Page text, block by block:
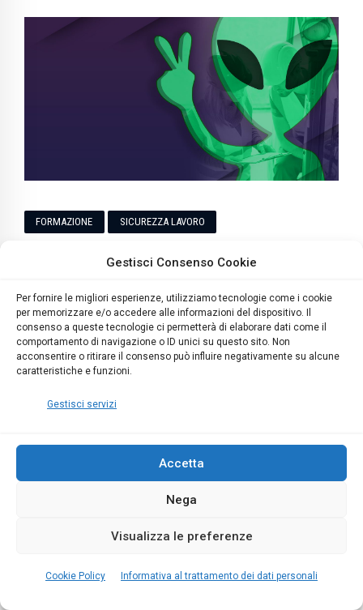
Gestisci Consenso Cookie
Per fornire le migliori esperienze, utilizziamo tecnologie come i cookie
per memorizzare e/o accedere alle informazioni del dispositivo. Il
consenso a queste tecnologie ci permetterà di elaborare dati come il
comportamento di navigazione o ID unici su questo sito. Non
acconsentire o ritirare il consenso può influire negativamente su alcune
caratteristiche e funzioni.
Gestisci servizi
Accetta
Nega
Visualizza le preferenze
Cookie Policy Informativa al trattamento dei dati personali
FORMAZIONE SICUREZZA LAVORO
..Oltre la Formazione: l’evento a Cagliari sulla
3min 3370 0
Evento gratuito con 3 Crediti Formativi per:
Formatori, RSPP, ASPP, Coordinatori Sicurezza
cantieri, RSPP - Datori di Lavoro, Dirigenti e